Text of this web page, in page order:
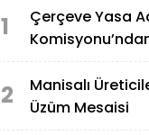
1
Çerçeve Yasa
2
Manisalı
Üzüm Mesaisi